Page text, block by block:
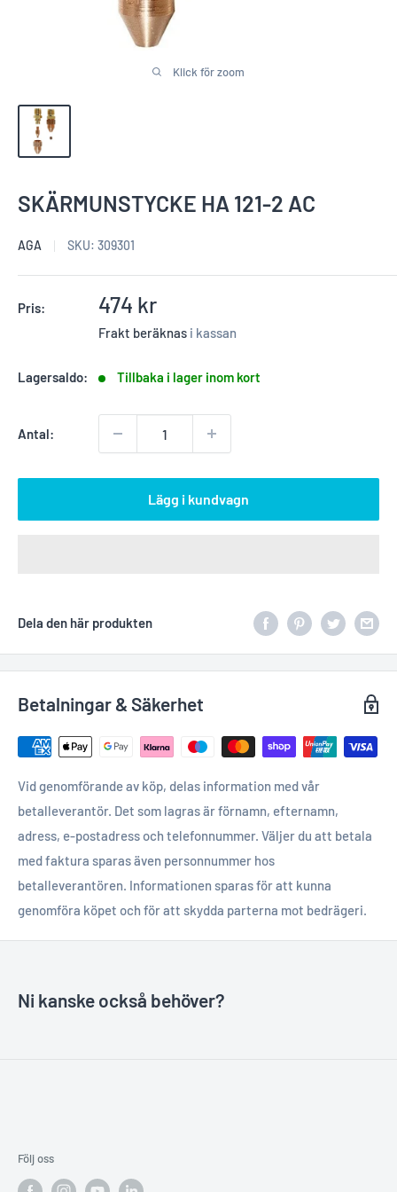
Klick för zoom
SKÄRMUNSTYCKE HA 121-2 AC
AGA SKU: 309301
Pris: Reapris
474 kr
Frakt beräknas i kassan
Lagersaldo: Tillbaka i lager inom kort
Antal:
Lägg i kundvagn
Dela den här produkten
Betalningar & Säkerhet
Vid genomförande av köp, delas information med vår
betalleverantör. Det som lagras är förnamn, efternamn,
adress, e-postadress och telefonnummer. Väljer du att betala
med faktura sparas även personnummer hos
betalleverantören. Informationen sparas för att kunna
genomföra köpet och för att skydda parterna mot bedrägeri.
Ni kanske också behöver?
Följ oss